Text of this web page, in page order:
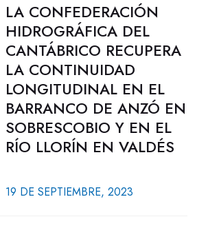
LA CONFEDERACIÓN
HIDROGRÁFICA DEL
CANTÁBRICO RECUPERA
LA CONTINUIDAD
LONGITUDINAL EN EL
BARRANCO DE ANZÓ EN
SOBRESCOBIO Y EN EL
RÍO LLORÍN EN VALDÉS
19 DE SEPTIEMBRE, 2023